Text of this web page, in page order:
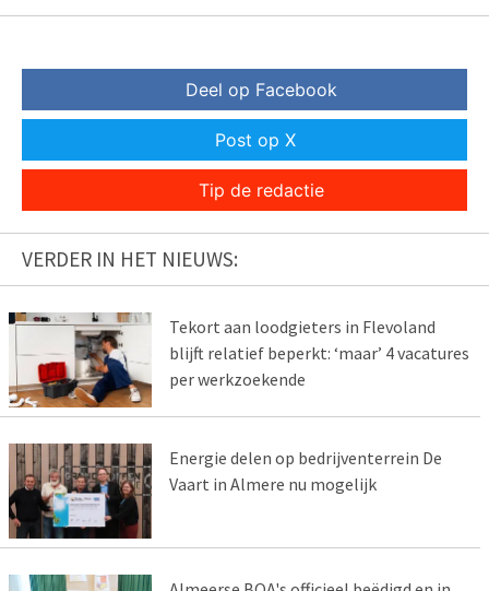
Deel op Facebook
Post op X
Tip de redactie
VERDER IN HET NIEUWS:
Tekort aan loodgieters in Flevoland
blijft relatief beperkt: ‘maar’ 4 vacatures
per werkzoekende
Energie delen op bedrijventerrein De
Vaart in Almere nu mogelijk